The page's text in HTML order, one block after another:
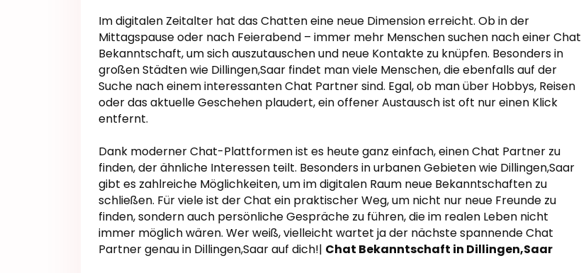
Im digitalen Zeitalter hat das Chatten eine neue Dimension erreicht. Ob in der
Mittagspause oder nach Feierabend – immer mehr Menschen suchen nach einer Chat
Bekanntschaft, um sich auszutauschen und neue Kontakte zu knüpfen. Besonders in
großen Städten wie Dillingen,Saar findet man viele Menschen, die ebenfalls auf der
Suche nach einem interessanten Chat Partner sind. Egal, ob man über Hobbys, Reisen
oder das aktuelle Geschehen plaudert, ein offener Austausch ist oft nur einen Klick
entfernt.
Dank moderner Chat-Plattformen ist es heute ganz einfach, einen Chat Partner zu
finden, der ähnliche Interessen teilt. Besonders in urbanen Gebieten wie Dillingen,Saar
gibt es zahlreiche Möglichkeiten, um im digitalen Raum neue Bekanntschaften zu
schließen. Für viele ist der Chat ein praktischer Weg, um nicht nur neue Freunde zu
finden, sondern auch persönliche Gespräche zu führen, die im realen Leben nicht
immer möglich wären. Wer weiß, vielleicht wartet ja der nächste spannende Chat
Partner genau in Dillingen,Saar auf dich!| Chat Bekanntschaft in Dillingen,Saar